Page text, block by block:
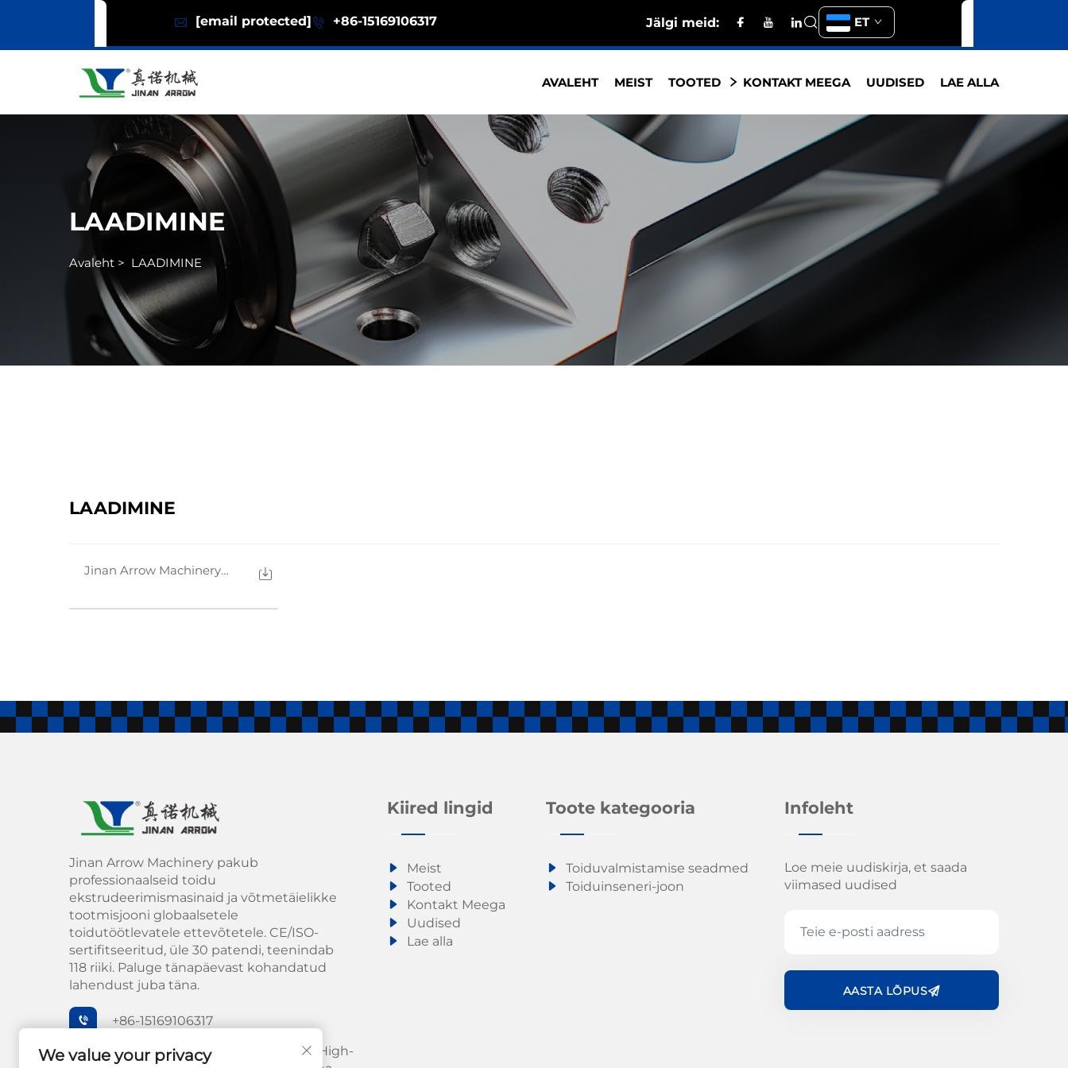
[email protected] +86-15169106317 Jälgi meid: ET
AVALEHT MEIST TOOTED KONTAKT MEEGA UUDISED LAE ALLA
LAADIMINE
Avaleht > LAADIMINE
LAADIMINE
Jinan Arrow Machinery Co., Ltd. kataloog
Jinan Arrow Machinery pakub
professionaalseid toidu
ekstrudeerimismasinaid ja võtmetäielikke
tootmisjooni globaalsetele
toidutöötlevatele ettevõtetele. CE/ISO-
sertifitseeritud, üle 30 patendi, teenindab
118 riiki. Paluge tänapäevast kohandatud
lahendust juba täna.
+86-15169106317
Hiina, Shandongi provints, Jinan, High-
Kiired lingid
Meist
Tooted
Kontakt Meega
Uudised
Lae alla
Toote kategooria
Toiduvalmistamise seadmed
Toiduinseneri-joon
Infoleht
Loe meie uudiskirja, et saada
viimased uudised
AASTA LÕPUS
We value your privacy